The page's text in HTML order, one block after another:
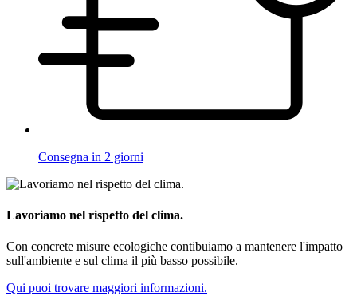
Consegna in 2 giorni
Lavoriamo nel rispetto del clima.
Con concrete misure ecologiche contibuiamo a mantenere l'impatto
sull'ambiente e sul clima il più basso possibile.
Qui puoi trovare maggiori informazioni.